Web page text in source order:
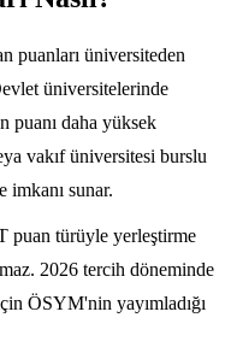
puanları üniversiteden
üniversitelerinde
puanı daha yüksek
vakıf üniversitesi burslu
imkanı sunar.
puan türüyle yerleştirme
2026 tercih döneminde
ÖSYM'nin yayımladığı